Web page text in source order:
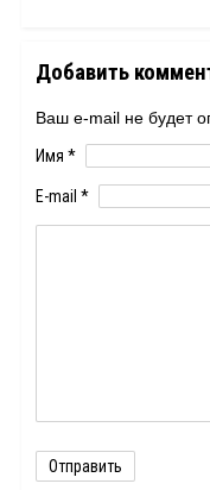
Добавить
Ваш e-mail не будет
Имя *
E-mail *